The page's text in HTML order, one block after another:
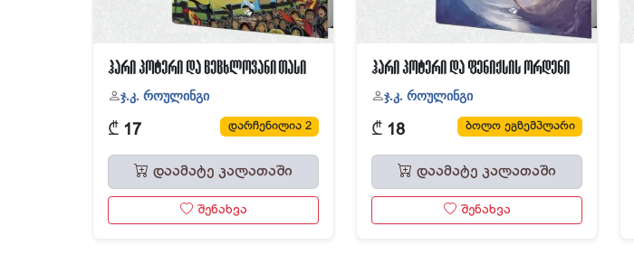
ჰარი პოტერი და ცეცხლოვანი თასი
ჯ.კ. როულინგი
₾ 17 დარჩენილია 2
დაამატე კალათაში
შენახვა
ჰარი პოტერი და ფენიქსის ორდენი
ჯ.კ. როულინგი
₾ 18 ბოლო ეგზემპლარი
დაამატე კალათაში
შენახვა